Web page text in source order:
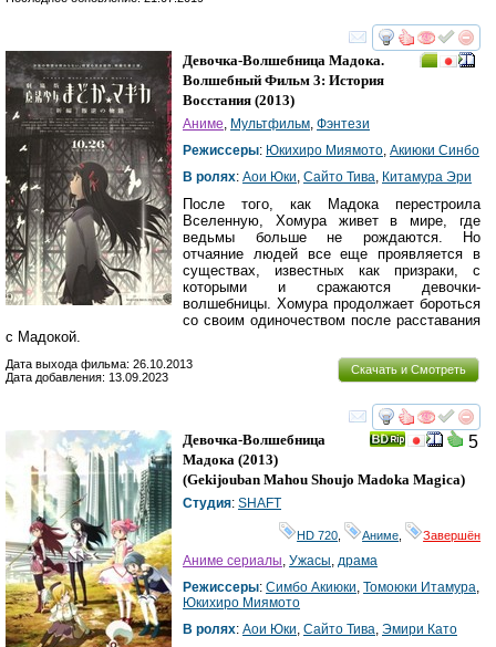
смотреть
Девочка-Волшебница Мадока.
Волшебный Фильм 3: История
Восстания (2013)
Аниме, Мультфильм, Фэнтези
Режиссеры: Юкихиро Миямото, Акиюки Синбо
В ролях: Аои Юки, Сайто Тива, Китамура Эри
После того, как Мадока перестроила
Вселенную, Хомура живет в мире, где
ведьмы больше не рождаются. Но
отчаяние людей все еще проявляется в
существах, известных как призраки, с
которыми и сражаются девочки-
волшебницы. Хомура продолжает бороться
со своим одиночеством после расставания
с Мадокой.
Скачать и Смотреть
Дата выхода фильма: 26.10.2013
Дата добавления: 13.09.2023
смотреть
5
Девочка-Волшебница
Мадока (2013)
(Gekijouban Mahou Shoujo Madoka Magica)
Студия: SHAFT
HD 720 Аниме Завершён
Аниме сериалы, Ужасы, драма
Режиссеры: Симбо Акиюки, Томоюки Итамура,
Юкихиро Миямото
В ролях: Аои Юки, Сайто Тива, Эмири Като